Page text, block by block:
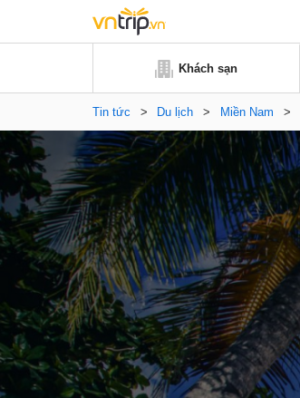
Khách sạn
Tin tức > Du lịch > Miền Nam >